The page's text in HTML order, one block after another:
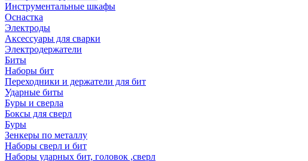
Инструментальные шкафы
Оснастка
Электроды
Аксессуары для сварки
Электродержатели
Биты
Наборы бит
Переходники и держатели для бит
Ударные биты
Буры и сверла
Боксы для сверл
Буры
Зенкеры по металлу
Наборы сверл и бит
Наборы ударных бит, головок ,сверл